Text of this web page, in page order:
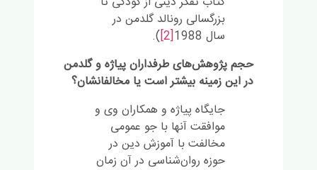
بزرگسالی رونالد گلدمن در
سال 1988
[2]
).
حجم پژوهش‌های طرفداران پیاژه و گلدمن
در این زمینه بیشتر است یا مخالفانشان؟
جایگاه پیاژه و همکاران وی و
موافقت آنها با جو عمومی
مخالفت با آموزش دین در
حوزه روان‌شناسی در آن زمان